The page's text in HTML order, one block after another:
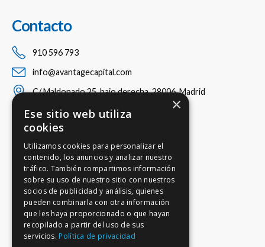
Contacto
910 596 793
info@avantagecapital.com
C/ Maldonado 25, bajo derecha, 28006, Madrid
×
Ese sitio web utiliza
cookies
Utilizamos cookies para personalizar el
contenido, los anuncios y analizar nuestro
tráfico. También compartimos información
sobre su uso de nuestro sitio con nuestros
socios de publicidad y análisis, quienes
pueden combinarla con otra información
que les haya proporcionado o que hayan
recopilado a partir del uso de sus
servicios. Política de privacidad